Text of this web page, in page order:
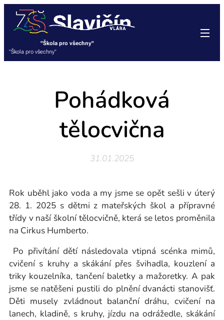
"Škola pro všechny"
"Škola pro všechny"
Pohádková
tělocvična
31.01.2025
Rok uběhl jako voda a my jsme se opět sešli v úterý
28. 1. 2025 s dětmi z mateřských škol a přípravné
třídy v naší školní tělocvičně, která se letos proměnila
na Cirkus Humberto.
Po přivítání dětí následovala vtipná scénka mimů,
cvičení s kruhy a skákání přes švihadla, kouzlení a
triky kouzelníka, tančení baletky a mažoretky. A pak
jsme se natěšeni pustili do plnění dvanácti stanovišť.
Děti musely zvládnout balanční dráhu, cvičení na
lanech, kladině, s kruhy, jízdu na odrážedle, skákání